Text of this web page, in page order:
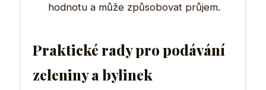
hodnotu a může způsobovat průjem.
Praktické rady pro podávání
zeleniny a bylinek